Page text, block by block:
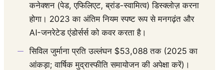
कनेक्शन (पेड, एफिलिएट, ब्रांड-स्वामित्व) डिस्क्लोज़ करना
होगा। 2023 का अंतिम नियम स्पष्ट रूप से मनगढ़ंत और
AI-जनरेटेड एंडोर्सर्स को कवर करता है।
सिविल जुर्माना प्रति उल्लंघन $53,088 तक (2025 का
आंकड़ा; वार्षिक मुद्रास्फीति समायोजन की अपेक्षा करें)।